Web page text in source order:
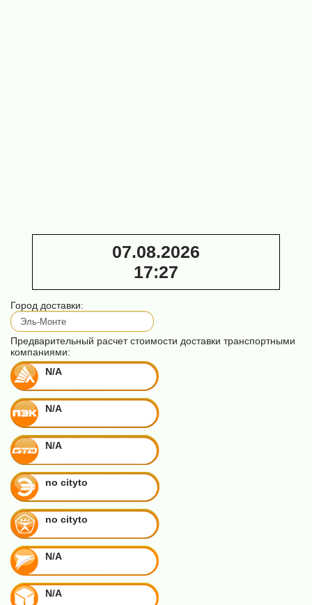
07.08.2026
17:27
Город доставки:
Предварительный расчет стоимости доставки транспортными
компаниями:
N/A
N/A
N/A
no cityto
no cityto
N/A
N/A